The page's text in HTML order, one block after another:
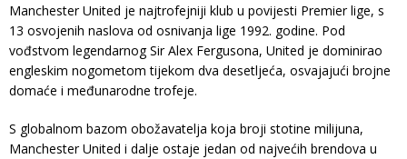
Manchester United je najtrofejniji klub u povijesti Premier lige, s
13 osvojenih naslova od osnivanja lige 1992. godine. Pod
vođstvom legendarnog Sir Alex Fergusona, United je dominirao
engleskim nogometom tijekom dva desetljeća, osvajajući brojne
domaće i međunarodne trofeje.
S globalnom bazom obožavatelja koja broji stotine milijuna,
Manchester United i dalje ostaje jedan od najvećih brendova u